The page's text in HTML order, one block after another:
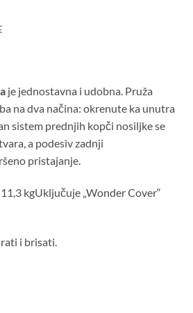
je jednostavna i udobna. Pruža
na dva načina: okrenute ka unutra
sistem prednjih kopči nosiljke se
a podesiv zadnji
pristajanje.
kgUključuje „Wonder Cover“
i brisati.